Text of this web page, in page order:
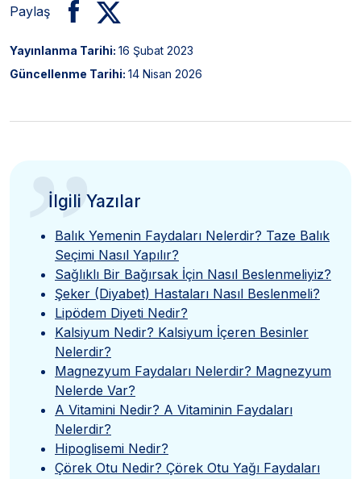
Paylaş
Yayınlanma Tarihi: 16 Şubat 2023
Güncellenme Tarihi: 14 Nisan 2026
”
İlgili Yazılar
Balık Yemenin Faydaları Nelerdir? Taze Balık
Seçimi Nasıl Yapılır?
Sağlıklı Bir Bağırsak İçin Nasıl Beslenmeliyiz?
Şeker (Diyabet) Hastaları Nasıl Beslenmeli?
Lipödem Diyeti Nedir?
Kalsiyum Nedir? Kalsiyum İçeren Besinler
Nelerdir?
Magnezyum Faydaları Nelerdir? Magnezyum
Nelerde Var?
A Vitamini Nedir? A Vitaminin Faydaları
Nelerdir?
Hipoglisemi Nedir?
Çörek Otu Nedir? Çörek Otu Yağı Faydaları